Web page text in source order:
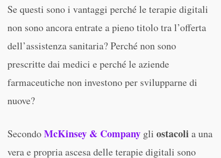
Se questi sono i vantaggi perché le terapie digitali
non sono ancora entrate a pieno titolo tra l’offerta
dell’assistenza sanitaria? Perché non sono
prescritte dai medici e perché le aziende
farmaceutiche non investono per svilupparne di
nuove?
SecondoMcKinsey & Company gli ostacoli a una
vera e propria ascesa delle terapie digitali sono